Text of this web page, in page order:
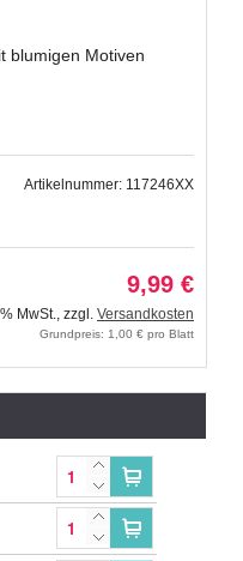
blumigen Motiven
Artikelnummer: 117246XX
9,99 €
MwSt., zzgl. Versandkosten
Grundpreis: 1,00 € pro Blatt